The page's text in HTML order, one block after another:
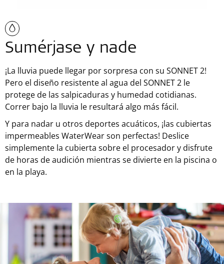
Sumérjase y nade
¡La lluvia puede llegar por sorpresa con su SONNET 2!
Pero el diseño resistente al agua del SONNET 2 le
protege de las salpicaduras y humedad cotidianas.
Correr bajo la lluvia le resultará algo más fácil.
Y para nadar u otros deportes acuáticos, ¡las cubiertas
impermeables WaterWear son perfectas! Deslice
simplemente la cubierta sobre el procesador y disfrute
de horas de audición mientras se divierte en la piscina o
en la playa.